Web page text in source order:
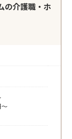
の介護職・ホ